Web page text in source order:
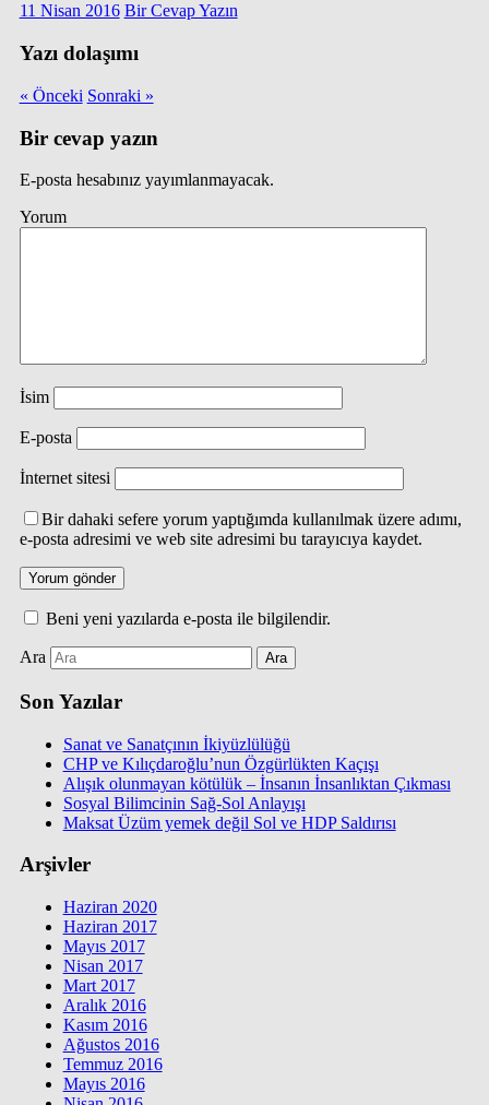
11 Nisan 2016 Bir Cevap Yazın
Yazı dolaşımı
« Önceki Sonraki »
Bir cevap yazın
E-posta hesabınız yayımlanmayacak.
Yorum
İsim
E-posta
İnternet sitesi
Bir dahaki sefere yorum yaptığımda kullanılmak üzere adımı,
e-posta adresimi ve web site adresimi bu tarayıcıya kaydet.
Beni yeni yazılarda e-posta ile bilgilendir.
Ara
Son Yazılar
Sanat ve Sanatçının İkiyüzlülüğü
CHP ve Kılıçdaroğlu’nun Özgürlükten Kaçışı
Alışık olunmayan kötülük – İnsanın İnsanlıktan Çıkması
Sosyal Bilimcinin Sağ-Sol Anlayışı
Maksat Üzüm yemek değil Sol ve HDP Saldırısı
Arşivler
Haziran 2020
Haziran 2017
Mayıs 2017
Nisan 2017
Mart 2017
Aralık 2016
Kasım 2016
Ağustos 2016
Temmuz 2016
Mayıs 2016